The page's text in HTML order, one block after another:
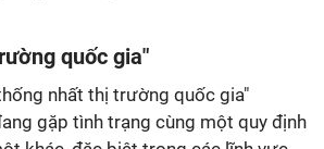
quốc gia"
nhất thị trường quốc gia"
gặp tình trạng cùng một quy định